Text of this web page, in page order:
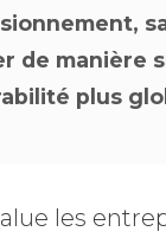
de manière
plus
les